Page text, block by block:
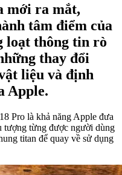
mới ra mắt,
tâm điểm của
loạt thông tin rò
thay đổi
liệu và định
Apple.
18 Pro là khả năng Apple đưa
tượng từng được người dùng
titan để quay về sử dụng